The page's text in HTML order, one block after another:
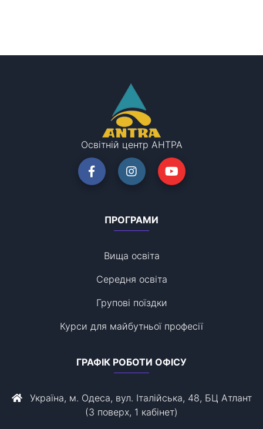
Освітній центр АНТРА
ПРОГРАМИ
Вища освіта
Середня освіта
Групові поїздки
Курси для майбутньої професії
ГРАФІК РОБОТИ ОФІСУ
Україна, м. Одеса, вул. Італійська, 48, БЦ Атлант
(3 поверх, 1 кабінет)